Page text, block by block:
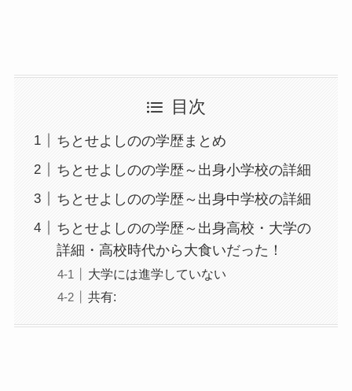
目次
ちとせよしのの学歴まとめ
ちとせよしのの学歴～出身小学校の詳細
ちとせよしのの学歴～出身中学校の詳細
ちとせよしのの学歴～出身高校・大学の
詳細・高校時代から大食いだった！
大学には進学していない
共有: